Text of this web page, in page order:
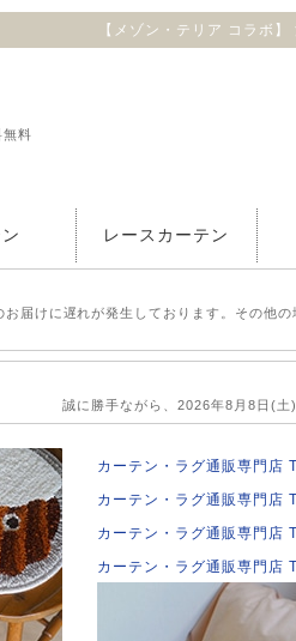
【メゾン・テリア コラボ
料
レースカーテン
届けに遅れが発生しております。その
誠に勝手ながら、2026年8月8日(
カーテン・ラグ通販専門店
カーテン・ラグ通販専門店
カーテン・ラグ通販専門店
カーテン・ラグ通販専門店